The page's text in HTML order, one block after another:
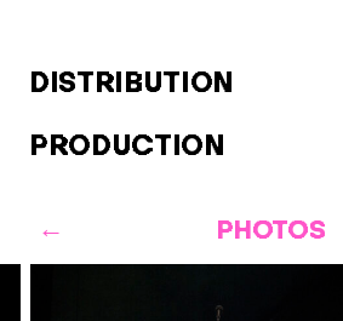
DISTRIBUTION
PRODUCTION
PHOTOS